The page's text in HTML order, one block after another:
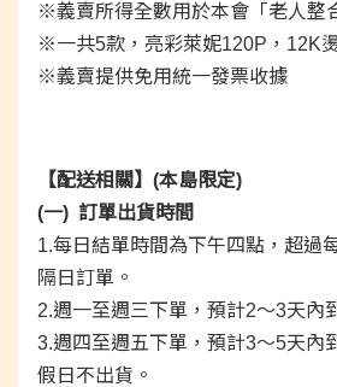
※義賣所得全數用於本會「老人整
※一共5款，亮彩萊妮120P，12K
※義賣提供免用統一發票收據
【配送相關】(本島限定)
(一) 訂單出貨時間
1.每日結單時間為下午四點，超過
隔日訂單。
2.週一至週三下單，預計2～3天內
3.週四至週五下單，預計3～5天內
假日不出貨。